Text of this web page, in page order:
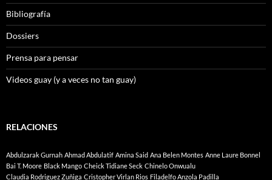
Bibliografía
Dossiers
Prensa para pensar
Videos guay (y a veces no tan guay)
RELACIONES
Abdulzarak Gurnah Ahmad Abdulatif Amina Said Ana Belen Montes Anne Laure Bonnel
Bai T. Moore Black Mango Cheick Tidiane Seck Chinelo Onwualu
Claudia Rodriguez Zuñiga Cristopher Virlan Rios Filadelfo Anzola Padilla